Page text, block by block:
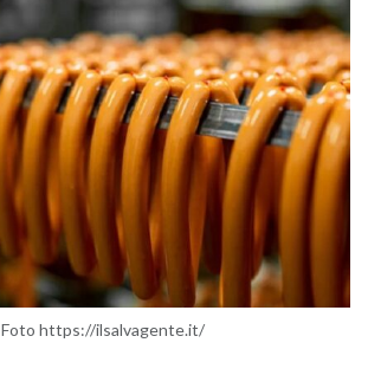
Foto https://​ils​alva​gent​e.​it/